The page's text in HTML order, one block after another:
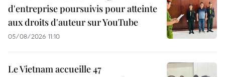
d'entreprise poursuivis pour atteinte
aux droits d'auteur sur YouTube
05/08/2026 11:10
Le Vietnam accueille 47